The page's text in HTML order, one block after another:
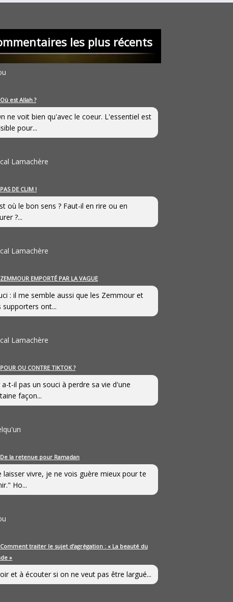
les plus récents
Où est Allah ?
ne voit bien qu'avec le coeur. L'essentiel est
pour...
Lamachère
PAS DE CLIM !
où le bon sens ? Faut-il en rire ou en
?...
Lamachère
ZEMMOUR EMPORTÉ PAR LA VAGUE
: il me semble aussi que les Zemmour et
supporters ont...
Lamachère
POUR OU CONTRE TIKTOK ?
a-t-il pas un souci à perdre sa vie d'une
façon...
De la retenue pour Ramadan
laisser vivre, je ne vois guère mieux pour te
Ho...
Comment traiter le sujet d’agrégation : « La beauté du
»
et à écouter si on ne veut pas être largué...